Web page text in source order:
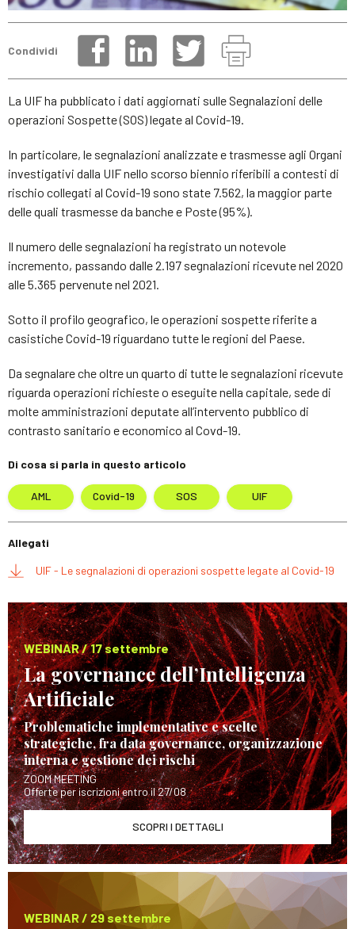
Condividi
La UIF ha pubblicato i dati aggiornati sulle Segnalazioni delle
operazioni Sospette (SOS) legate al Covid-19.
In particolare, le segnalazioni analizzate e trasmesse agli Organi
investigativi dalla UIF nello scorso biennio riferibili a contesti di
rischio collegati al Covid-19 sono state 7.562, la maggior parte
delle quali trasmesse da banche e Poste (95%).
Il numero delle segnalazioni ha registrato un notevole
incremento, passando dalle 2.197 segnalazioni ricevute nel 2020
alle 5.365 pervenute nel 2021.
Sotto il profilo geografico, le operazioni sospette riferite a
casistiche Covid-19 riguardano tutte le regioni del Paese.
Da segnalare che oltre un quarto di tutte le segnalazioni ricevute
riguarda operazioni richieste o eseguite nella capitale, sede di
molte amministrazioni deputate all’intervento pubblico di
contrasto sanitario e economico al Covd-19.
Di cosa si parla in questo articolo
AML Covid-19 SOS UIF
Allegati
UIF - Le segnalazioni di operazioni sospette legate al Covid-19
WEBINAR / 17 settembre
La governance dell’Intelligenza
Artificiale
Problematiche implementative e scelte
strategiche, fra data governance, organizzazione
interna e gestione dei rischi
ZOOM MEETING
Offerte per iscrizioni entro il 27/08
SCOPRI I DETTAGLI
WEBINAR / 29 settembre